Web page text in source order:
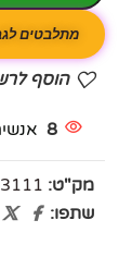
מתלבטים
הוסף
8
מק"ט:
שתפו: